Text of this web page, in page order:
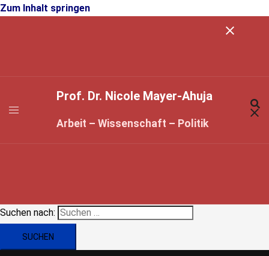
Zum Inhalt springen
Prof. Dr. Nicole Mayer-Ahuja
Arbeit – Wissenschaft – Politik
Suchen nach: